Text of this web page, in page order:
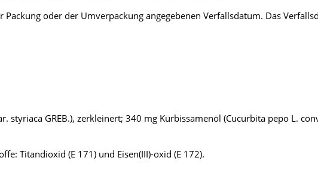
oder der Umverpackung angegebenen Verfallsdatum. Das
styriaca GREB.), zerkleinert; 340 mg Kürbissamenöl (Cucurbita pepo L.
Titandioxid (E 171) und Eisen(III)-oxid (E 172).